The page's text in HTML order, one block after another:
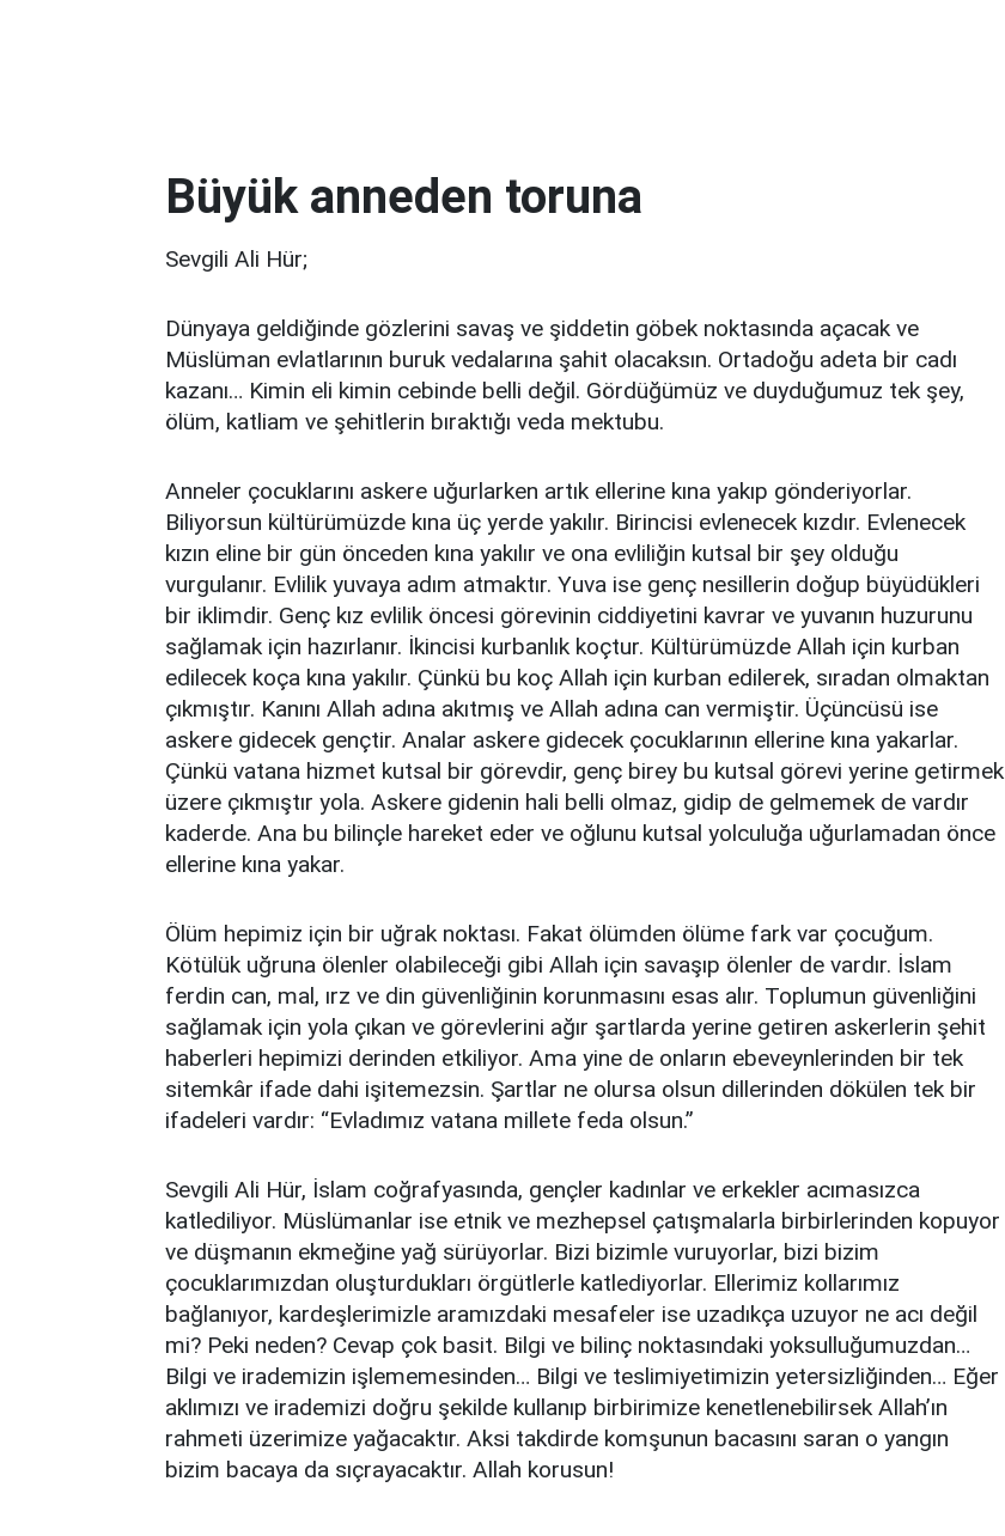
Büyük anneden toruna
Sevgili Ali Hür;
Dünyaya geldiğinde gözlerini savaş ve şiddetin göbek noktasında açacak ve
Müslüman evlatlarının buruk vedalarına şahit olacaksın. Ortadoğu adeta bir cadı
kazanı… Kimin eli kimin cebinde belli değil. Gördüğümüz ve duyduğumuz tek şey,
ölüm, katliam ve şehitlerin bıraktığı veda mektubu.
Anneler çocuklarını askere uğurlarken artık ellerine kına yakıp gönderiyorlar.
Biliyorsun kültürümüzde kına üç yerde yakılır. Birincisi evlenecek kızdır. Evlenecek
kızın eline bir gün önceden kına yakılır ve ona evliliğin kutsal bir şey olduğu
vurgulanır. Evlilik yuvaya adım atmaktır. Yuva ise genç nesillerin doğup büyüdükleri
bir iklimdir. Genç kız evlilik öncesi görevinin ciddiyetini kavrar ve yuvanın huzurunu
sağlamak için hazırlanır. İkincisi kurbanlık koçtur. Kültürümüzde Allah için kurban
edilecek koça kına yakılır. Çünkü bu koç Allah için kurban edilerek, sıradan olmaktan
çıkmıştır. Kanını Allah adına akıtmış ve Allah adına can vermiştir. Üçüncüsü ise
askere gidecek gençtir. Analar askere gidecek çocuklarının ellerine kına yakarlar.
Çünkü vatana hizmet kutsal bir görevdir, genç birey bu kutsal görevi yerine getirmek
üzere çıkmıştır yola. Askere gidenin hali belli olmaz, gidip de gelmemek de vardır
kaderde. Ana bu bilinçle hareket eder ve oğlunu kutsal yolculuğa uğurlamadan önce
ellerine kına yakar.
Ölüm hepimiz için bir uğrak noktası. Fakat ölümden ölüme fark var çocuğum.
Kötülük uğruna ölenler olabileceği gibi Allah için savaşıp ölenler de vardır. İslam
ferdin can, mal, ırz ve din güvenliğinin korunmasını esas alır. Toplumun güvenliğini
sağlamak için yola çıkan ve görevlerini ağır şartlarda yerine getiren askerlerin şehit
haberleri hepimizi derinden etkiliyor. Ama yine de onların ebeveynlerinden bir tek
sitemkâr ifade dahi işitemezsin. Şartlar ne olursa olsun dillerinden dökülen tek bir
ifadeleri vardır: “Evladımız vatana millete feda olsun.”
Sevgili Ali Hür, İslam coğrafyasında, gençler kadınlar ve erkekler acımasızca
katlediliyor. Müslümanlar ise etnik ve mezhepsel çatışmalarla birbirlerinden kopuyor
ve düşmanın ekmeğine yağ sürüyorlar. Bizi bizimle vuruyorlar, bizi bizim
çocuklarımızdan oluşturdukları örgütlerle katlediyorlar. Ellerimiz kollarımız
bağlanıyor, kardeşlerimizle aramızdaki mesafeler ise uzadıkça uzuyor ne acı değil
mi? Peki neden? Cevap çok basit. Bilgi ve bilinç noktasındaki yoksulluğumuzdan…
Bilgi ve irademizin işlememesinden… Bilgi ve teslimiyetimizin yetersizliğinden… Eğer
aklımızı ve irademizi doğru şekilde kullanıp birbirimize kenetlenebilirsek Allah’ın
rahmeti üzerimize yağacaktır. Aksi takdirde komşunun bacasını saran o yangın
bizim bacaya da sıçrayacaktır. Allah korusun!